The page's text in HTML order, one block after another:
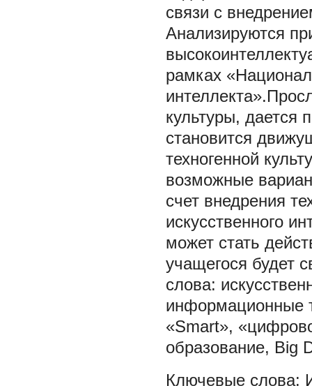
связи с
Анализируются
рамках
культуры, дается
становится
техногенной
возможные
счет внедрения
искусственного
может стать
учащегося будет
слова:
информационные
«Smart»,
образование, Big